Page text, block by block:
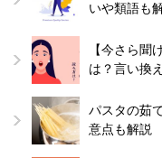
いや類語も
【今さら聞
は？言い換
パスタの茹
意点も解説